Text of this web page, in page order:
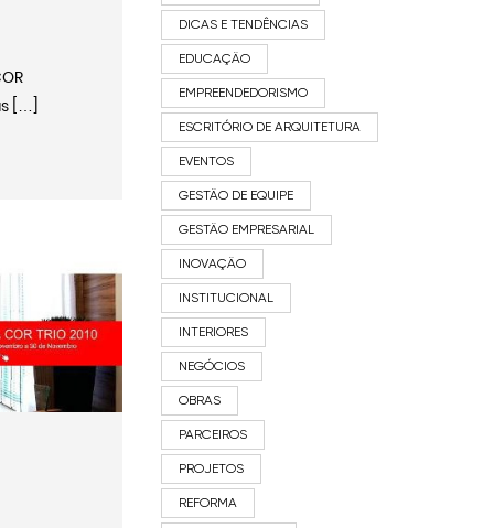
[…]
DICAS E TENDÊNCIAS
EDUCAÇÃO
EMPREENDEDORISMO
ESCRITÓRIO DE ARQUITETURA
EVENTOS
GESTÃO DE EQUIPE
GESTÃO EMPRESARIAL
INOVAÇÃO
INSTITUCIONAL
INTERIORES
NEGÓCIOS
OBRAS
PARCEIROS
PROJETOS
REFORMA